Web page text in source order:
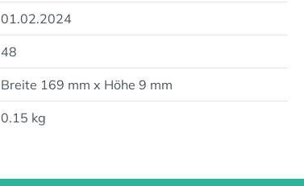
01.02.2024
48
Breite 169 mm x Höhe 9 mm
0.15 kg